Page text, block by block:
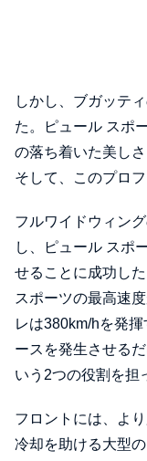
しかし、ブガッテ
た。ピュール スポ
の落ち着いた美し
そして、このプロ
フルワイドウィン
し、ピュール スポ
せることに成功し
スポーツの最高速
レは380km/hを発
ースを発生させる
いう2つの役割を担
フロントには、よ
冷却を助ける大型